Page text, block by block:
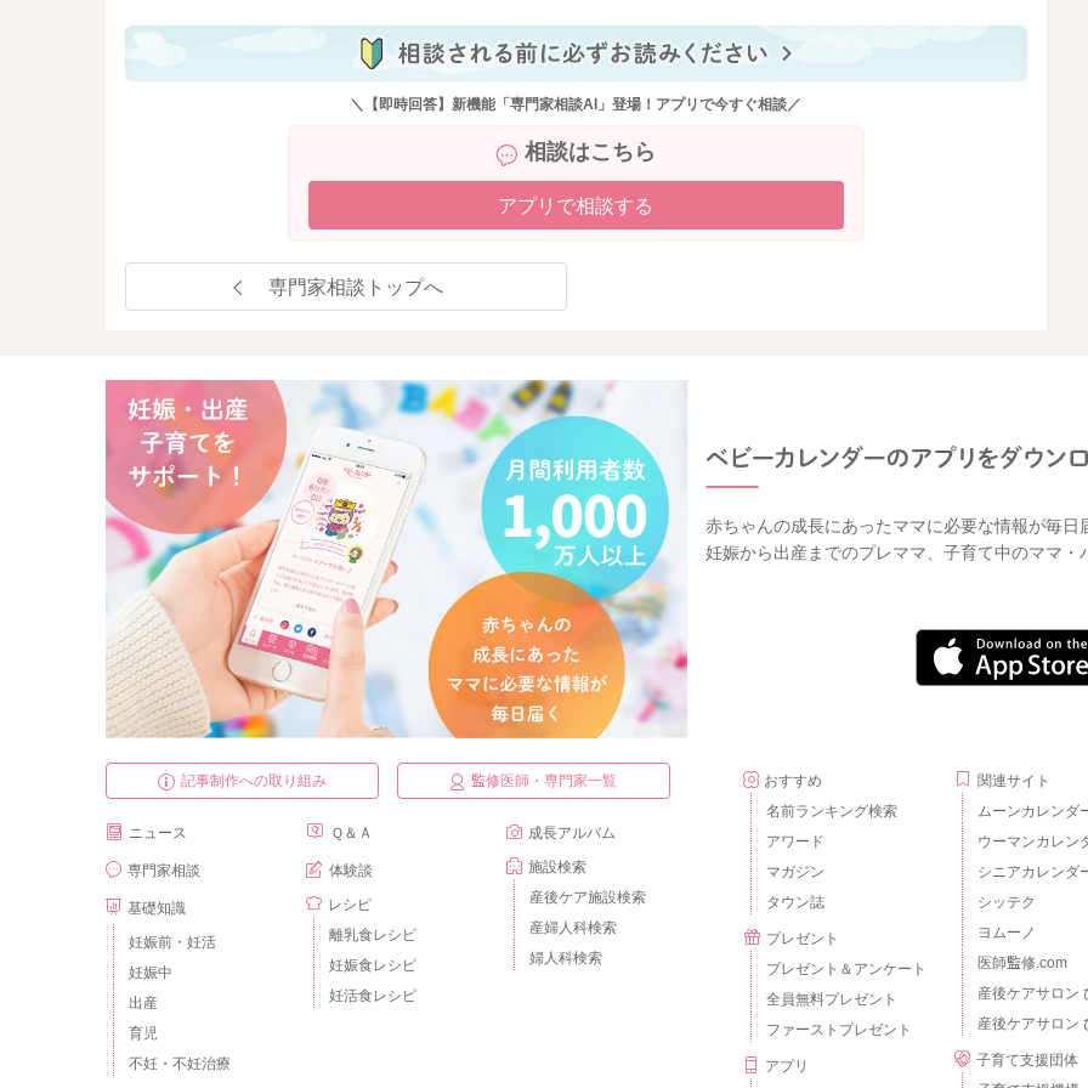
＼【即時回答】新機能「専門家相談AI」登場！アプリで今すぐ相談／
相談はこちら
アプリで相談する
専門家相談トップへ
赤ちゃんの成長にあったママに必要な情報が毎日
妊娠から出産までのプレママ、子育て中のママ
記事制作への取り組み 監修医師・専門家一覧
ニュース
専門家相談
基礎知識
妊娠前・妊活
妊娠中
出産
育児
不妊・不妊治療
Ｑ＆Ａ
体験談
レシピ
離乳食レシピ
妊娠食レシピ
妊活食レシピ
成長アルバム
施設検索
産後ケア施設検索
産婦人科検索
婦人科検索
おすすめ
名前ランキング検索
アワード
マガジン
タウン誌
プレゼント
プレゼント＆アンケート
全員無料プレゼント
ファーストプレゼント
アプリ
関連サイト
ムーンカレンダ
ウーマンカレン
シニアカレンダ
シッテク
ヨムーノ
医師監修.com
産後ケアサロン
産後ケアサロン
子育て支援団体